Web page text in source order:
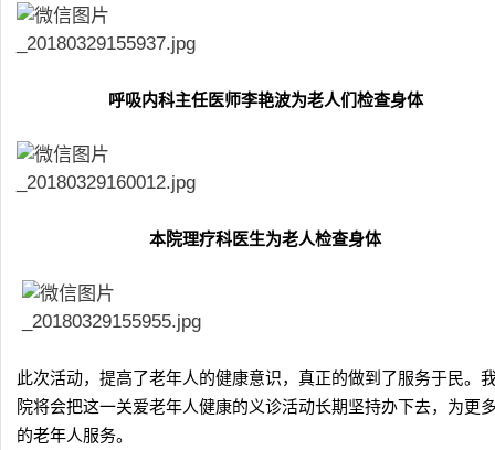
呼吸内科主任医师李艳波为老人们检查身体
本院理疗科医生为老人检查身体
此次活动，提高了老年人的健康意识，真正的做到了服务于民。
院将会把这一关爱老年人健康的义诊活动长期坚持办下去，为更
的老年人服务。